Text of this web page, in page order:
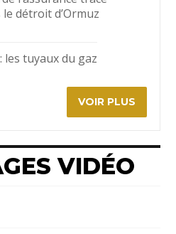
détroit d’Ormuz
tuyaux du gaz
VOIR PLUS
VIDÉO